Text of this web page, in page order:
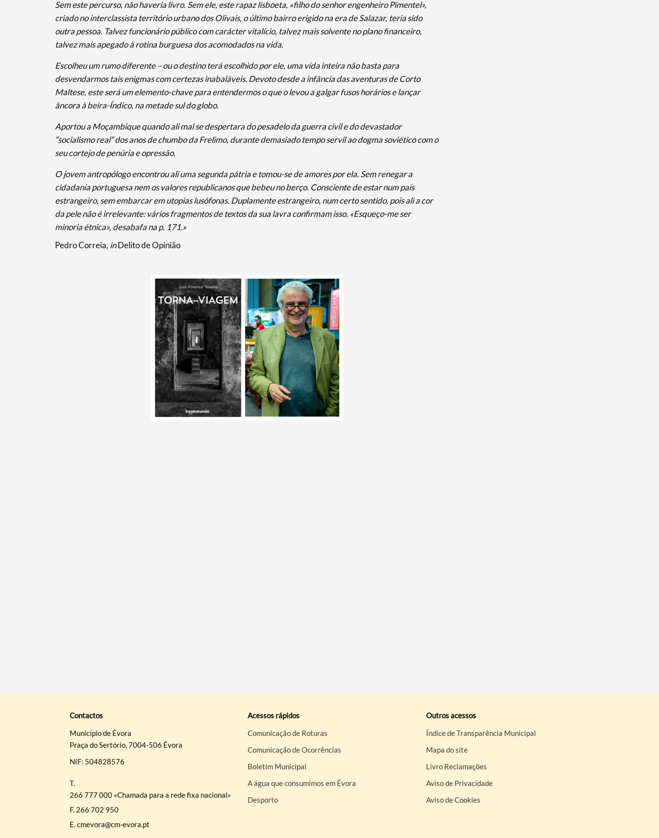
Termo de Pesquisa
Categorias gerais
Filtros
Sem este percurso, não haveria livro. Sem ele, este rapaz lisboeta, «filho do senhor engenheiro Pimentel»,
criado no interclassista território urbano dos Olivais, o último bairro erigido na era de Salazar, teria sido
outra pessoa. Talvez funcionário público com carácter vitalício, talvez mais solvente no plano financeiro,
talvez mais apegado à rotina burguesa dos acomodados na vida.
Escolheu um rumo diferente – ou o destino terá escolhido por ele, uma vida inteira não basta para
desvendarmos tais enigmas com certezas inabaláveis. Devoto desde a infância das aventuras de Corto
Maltese, este será um elemento-chave para entendermos o que o levou a galgar fusos horários e lançar
âncora à beira-Índico, na metade sul do globo.
Aportou a Moçambique quando ali mal se despertara do pesadelo da guerra civil e do devastador
“socialismo real” dos anos de chumbo da Frelimo, durante demasiado tempo servil ao dogma soviético com o
seu cortejo de penúria e opressão.
O jovem antropólogo encontrou ali uma segunda pátria e tomou-se de amores por ela. Sem renegar a
cidadania portuguesa nem os valores republicanos que bebeu no berço. Consciente de estar num país
estrangeiro, sem embarcar em utopias lusófonas. Duplamente estrangeiro, num certo sentido, pois ali a cor
da pele não é irrelevante: vários fragmentos de textos da sua lavra confirmam isso. «Esqueço-me ser
minoria étnica», desabafa na p. 171.»
Pedro Correia, inDelito de Opinião
Contactos
Município de Évora
Praça do Sertório, 7004-506 Évora
NIF: 504828576
T.
266 777 000 «Chamada para a rede fixa nacional»
F. 266 702 950
E.cmevora@cm-evora.pt
Acessos rápidos
Comunicação de Roturas
Comunicação de Ocorrências
Boletim Municipal
A água que consumimos em Évora
Desporto
Outros acessos
Índice de Transparência Municipal
Mapa do site
Livro Reclamações
Aviso de Privacidade
Aviso de Cookies